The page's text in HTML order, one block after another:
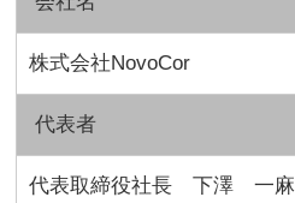
株式会社NovoCor
代表者
代表取締役社長 下澤 一麻